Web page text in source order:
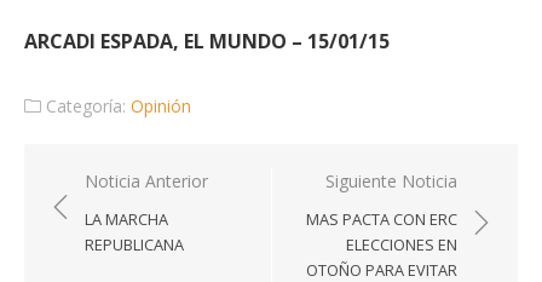
ARCADI ESPADA, EL MUNDO – 15/01/15
Categoría: Opinión
Navegación
de
entradas
Noticia Anterior
LA MARCHA
REPUBLICANA
Siguiente Noticia
MAS PACTA CON ERC
ELECCIONES EN
OTOÑO PARA EVITAR